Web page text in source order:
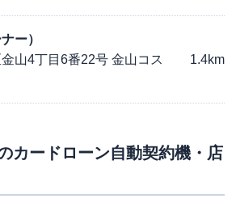
ー）
山4丁目6番22号 金山コス
1.4km
カードローン自動契約機・店